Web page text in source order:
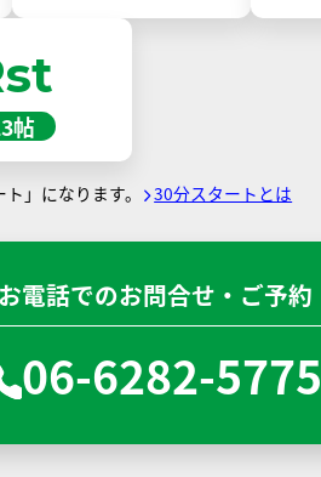
帖
」になります。 30分スタートとは
お電話でのお問合せ・ご予約
06-6282-5775